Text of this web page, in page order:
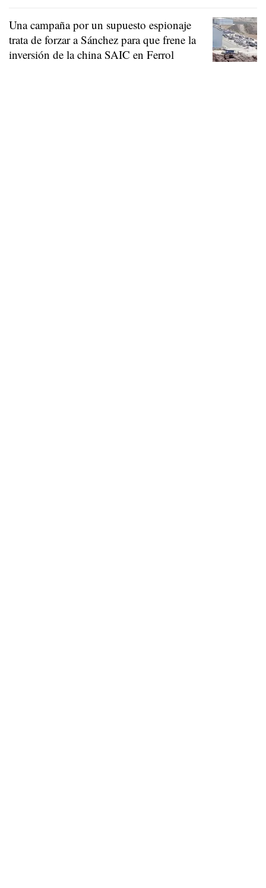
Una campaña por un supuesto espionaje
trata de forzar a Sánchez para que frene la
inversión de la china SAIC en Ferrol